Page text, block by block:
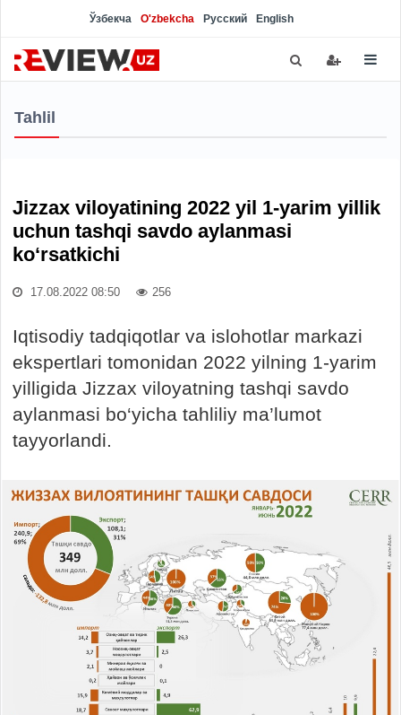
Ўзбекча O'zbekcha Русский English
Tahlil
Jizzax viloyatining 2022 yil 1-yarim yillik
uchun tashqi savdo aylanmasi
ko‘rsatkichi
17.08.2022 08:50 256
Iqtisodiy tadqiqotlar va islohotlar markazi
ekspertlari tomonidan 2022 yilning 1-yarim
yilligida Jizzax viloyatning tashqi savdo
aylanmasi bo‘yicha tahliliy ma’lumot
tayyorlandi.